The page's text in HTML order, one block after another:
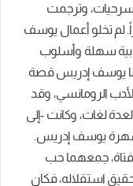
وترجمت
لم تخلو أعمال يوسف
سهلة وأسلوب
يوسف إدريس قصة
الرومانسي، وقد
لغات، وكانت -إلى
شهرة يوسف إدريس.
جمعهما حب
استقلاله، فكان